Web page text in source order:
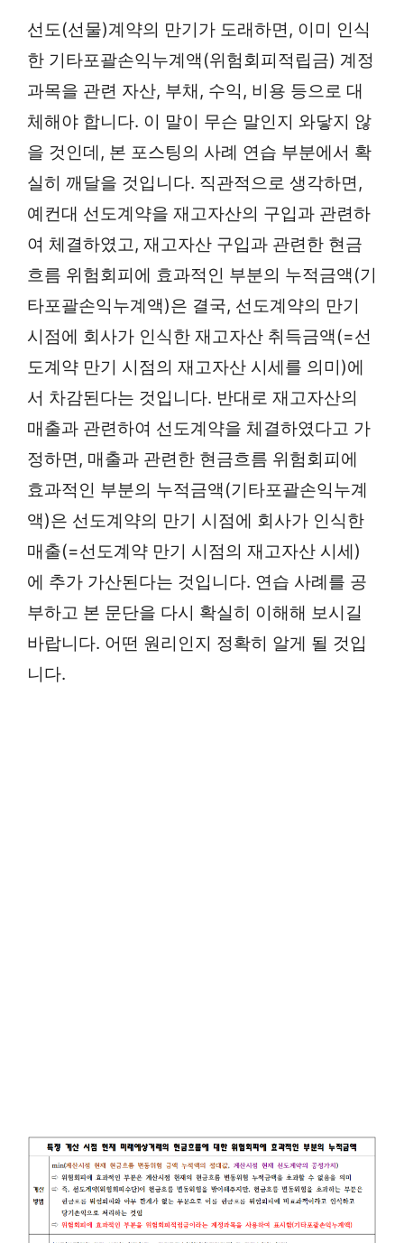
선도(선물)계약의 만기가 도래하면, 이미 인식
한 기타포괄손익누계액(위험회피적립금) 계정
과목을 관련 자산, 부채, 수익, 비용 등으로 대
체해야 합니다. 이 말이 무슨 말인지 와닿지 않
을 것인데, 본 포스팅의 사례 연습 부분에서 확
실히 깨달을 것입니다. 직관적으로 생각하면,
예컨대 선도계약을 재고자산의 구입과 관련하
여 체결하였고, 재고자산 구입과 관련한 현금
흐름 위험회피에 효과적인 부분의 누적금액(기
타포괄손익누계액)은 결국, 선도계약의 만기
시점에 회사가 인식한 재고자산 취득금액(=선
도계약 만기 시점의 재고자산 시세를 의미)에
서 차감된다는 것입니다. 반대로 재고자산의
매출과 관련하여 선도계약을 체결하였다고 가
정하면, 매출과 관련한 현금흐름 위험회피에
효과적인 부분의 누적금액(기타포괄손익누계
액)은 선도계약의 만기 시점에 회사가 인식한
매출(=선도계약 만기 시점의 재고자산 시세)
에 추가 가산된다는 것입니다. 연습 사례를 공
부하고 본 문단을 다시 확실히 이해해 보시길
바랍니다. 어떤 원리인지 정확히 알게 될 것입
니다.